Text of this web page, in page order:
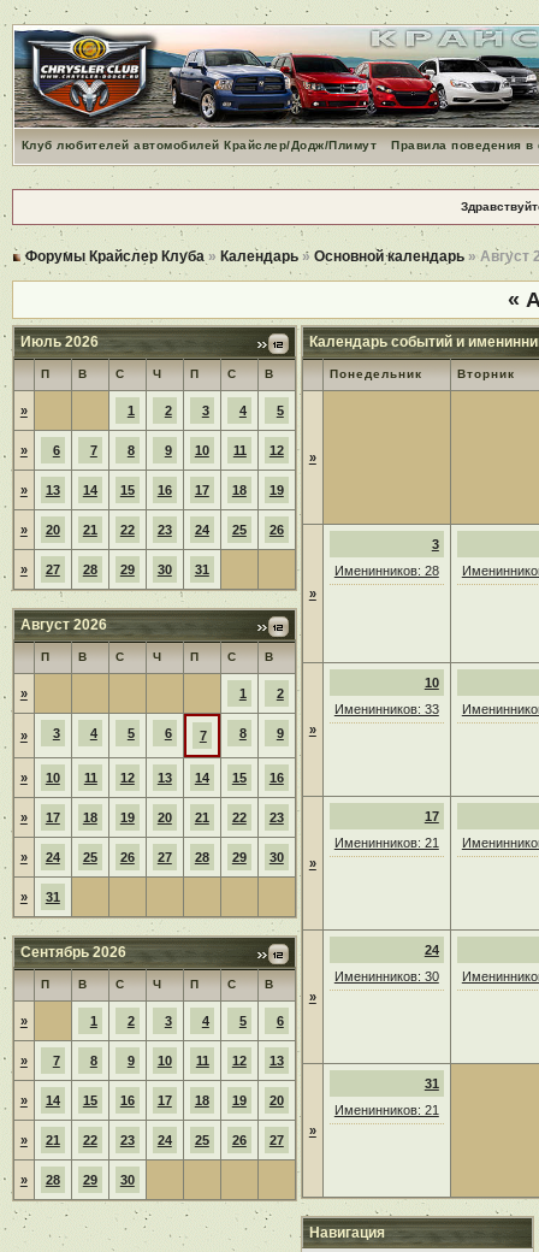
Клуб любителей автомобилей Крайслер/Додж/Плимут Правила поведения
Форумы Крайслер Клуба » Календарь» Основной календарь» Август
«
Июль 2026
П В С Ч П С В
» 1 2 3 4 5
» 6 7 8 9 10 11 12
» 13 14 15 16 17 18 19
» 20 21 22 23 24 25 26
» 27 28 29 30 31
Август 2026
П В С Ч П С В
» 1 2
» 3 4 5 6 7 8 9
» 10 11 12 13 14 15 16
» 17 18 19 20 21 22 23
» 24 25 26 27 28 29 30
» 31
Сентябрь 2026
П В С Ч П С В
» 1 2 3 4 5 6
» 7 8 9 10 11 12 13
» 14 15 16 17 18 19 20
» 21 22 23 24 25 26 27
» 28 29 30
Календарь событий и
Понедельник Вторник
»
»
3
Именинников: 28
»
10
Именинников: 33
»
17
Именинников: 21
»
24
Именинников: 30
»
31
Именинников: 21
Навигация